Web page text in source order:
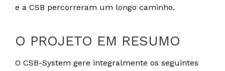
e a CSB percorreram um longo caminho.
O PROJETO EM RESUMO
O CSB-System gere integralmente os seguintes